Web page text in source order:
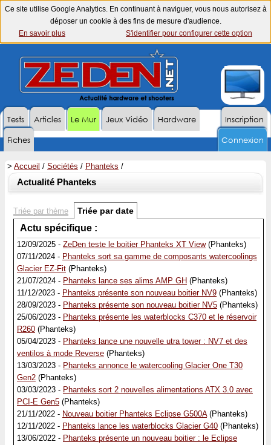
Ce site utilise Google Analytics. En continuant à naviguer, vous nous autorisez à
déposer un cookie à des fins de mesure d'audience.
En savoir plus
S'identifier pour configurer cette option
Inscription
Tests Articles Le Mur Jeux Vidéo
Hardware
Fiches
Connexion
> Accueil / Sociétés / Phanteks /
Actualité Phanteks
Triée par thème Triée par date
Actu spécifique :
12/09/2025 - ZeDen teste le boitier Phanteks XT View(Phanteks)
07/11/2024 - Phanteks sort sa gamme de composants watercoolings
Glacier EZ-Fit (Phanteks)
21/07/2024 - Phanteks lance ses alims AMP GH (Phanteks)
11/12/2023 - Phanteks présente son nouveau boitier NV9 (Phanteks)
28/09/2023 - Phanteks présente son nouveau boitier NV5 (Phanteks)
25/06/2023 - Phanteks présente les waterblocks C370 et le réservoir
R260 (Phanteks)
05/04/2023 - Phanteks lance une nouvelle utra tower : NV7 et des
ventilos à mode Reverse (Phanteks)
13/03/2023 - Phanteks annonce le watercooling Glacier One T30
Gen2 (Phanteks)
03/03/2023 - Phanteks sort 2 nouvelles alimentations ATX 3.0 avec
PCI-E Gen5 (Phanteks)
21/11/2022 - Nouveau boitier Phanteks Eclipse G500A(Phanteks)
12/11/2022 - Phanteks lance les waterblocks Glacier G40 (Phanteks)
13/06/2022 - Phanteks présente un nouveau boitier : le Eclipse